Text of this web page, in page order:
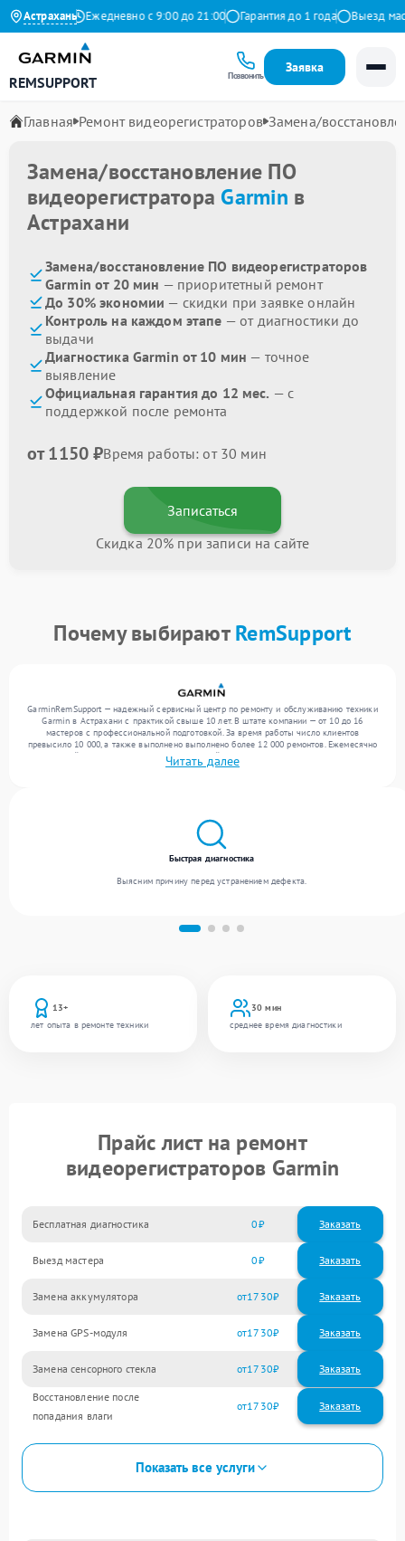
Астрахань
на Яндекс Ежедневно с 9:00 до 21:00 Гарантия до 1 года Выезд
REMSUPPORT Позвонить
Заявка
Главная Ремонт видеорегистраторов Замена/
Замена/восстановление ПО
видеорегистратора Garmin в
Астрахани
Замена/восстановление ПО видеорегистраторов
Garmin от 20 мин — приоритетный ремонт
До 30% экономии — скидки при заявке онлайн
Контроль на каждом этапе — от диагностики до
выдачи
Диагностика Garmin от 10 мин — точное
выявление
Официальная гарантия до 12 мес. — с
поддержкой после ремонта
от 1150 ₽Время работы: от 30 мин
Записаться
Скидка 20% при записи на сайте
Почему выбираютRemSupport
GarminRemSupport — надежный сервисный центр по ремонту и обслуживанию техники
Garmin в Астрахани с практикой свыше 10 лет. В штате компании — от 10 до 16
мастеров с профессиональной подготовкой. За время работы число клиентов
превысило 10 000, а также выполнено выполнено более 12 000 ремонтов. Ежемесячно
в сервисный центр поступает более 300 устройств, включая , , . Мы выполняем ремонт
различного уровня сложности и предлагаем стабильный уровень сервиса благодаря
Читать далее
13+
лет опыта в ремонте техники
30 мин
среднее время диагностики
Быстрая диагностика
Выясним причину перед устранением дефекта.
Прайс лист на ремонт
видеорегистраторов Garmin
Бесплатная диагностика 0 Заказать
Выезд мастера 0 Заказать
Замена аккумулятора 1730
Замена GPS-модуля 1730
Замена сенсорного стекла 1730
Восстановление после
попадания влаги
1730
Показать все услуги